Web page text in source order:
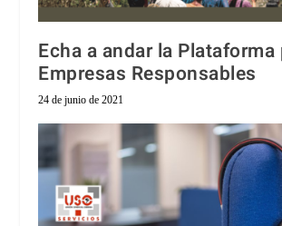
Echa a andar la Plataforma
Empresas Responsables
24 de junio de 2021